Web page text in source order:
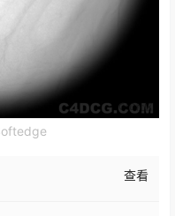
查看